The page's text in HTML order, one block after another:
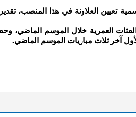
تعيين العلاونة في هذا المنصب،
العمرية خلال الموسم الماضي،
آخر ثلاث مباريات الموسم الماضي.